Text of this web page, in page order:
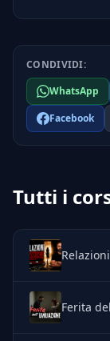
CONDIVIDI:
WhatsApp
Facebook
Tutti i
Ferita